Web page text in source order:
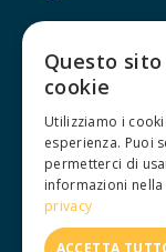
Contatti
Questo
cookie
Utilizziamo i
esperienza. Puoi
permetterci di
informazioni nella
privacy
ACCETTA